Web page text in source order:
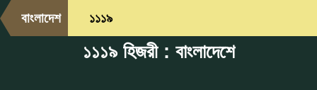
বাংলাদেশ ১১১৯
১১১৯ হিজরী : বাংলাদেশে